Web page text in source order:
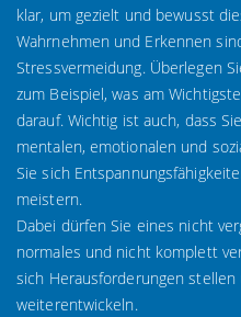
klar, um gezielt und bewusst
Wahrnehmen und Erkennen
Stressvermeidung. Überlegen
zum Beispiel, was am
darauf. Wichtig ist auch, dass
mentalen, emotionalen und
Sie sich
meistern.
Dabei dürfen Sie eines nicht
normales und nicht komplett
sich Herausforderungen
weiterentwickeln.